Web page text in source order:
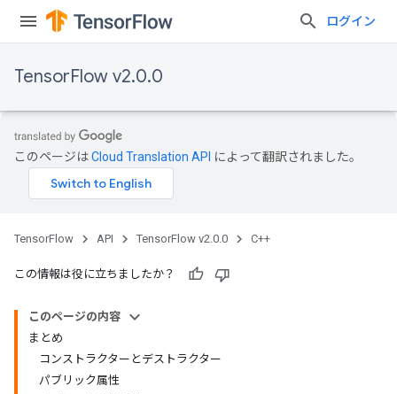
ログイン
TensorFlow v2.0.0
このページはCloud Translation API によって翻訳されました。
TensorFlow API TensorFlow v2.0.0 C++
この情報は役に立ちましたか？
このページの内容
まとめ
コンストラクターとデストラクター
パブリック属性